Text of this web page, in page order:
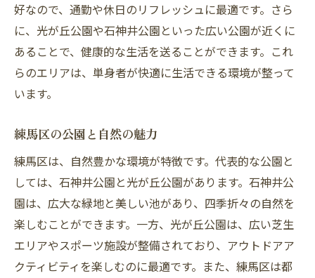
好なので、通勤や休日のリフレッシュに最適です。さら
に、光が丘公園や石神井公園といった広い公園が近くに
あることで、健康的な生活を送ることができます。これ
らのエリアは、単身者が快適に生活できる環境が整って
います。
練馬区の公園と自然の魅力
練馬区は、自然豊かな環境が特徴です。代表的な公園と
しては、石神井公園と光が丘公園があります。石神井公
園は、広大な緑地と美しい池があり、四季折々の自然を
楽しむことができます。一方、光が丘公園は、広い芝生
エリアやスポーツ施設が整備されており、アウトドアア
クティビティを楽しむのに最適です。また、練馬区は都